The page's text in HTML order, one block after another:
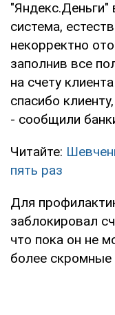
"Яндекс.Деньги"
система,
некорректно
заполнив все
на счету
спасибо
- сообщили
Читайте:
пять раз
Для
заблокировал
что пока он не
более скромные